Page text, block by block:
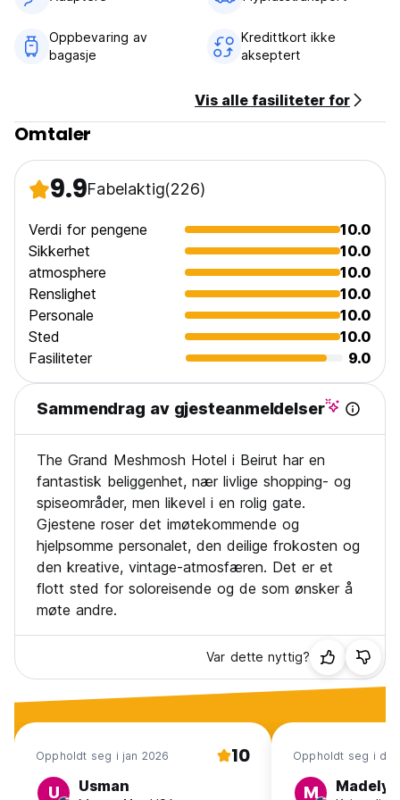
Kjeledyrvennlig. Reisende som kommer med kjæledyr bør
varsle ledelsen på forhånd.
Hele eiendommen er røykfri. (Auto-translated from original
language)
Oppbevaring av
bagasje
Kredittkort ikke
akseptert
Vis alle fasiliteter for
Omtaler
9.9Fabelaktig(226)
Verdi for pengene
10.0
Sikkerhet
10.0
atmosphere
10.0
Renslighet
10.0
Personale
10.0
Sted
10.0
Fasiliteter
9.0
Sammendrag av gjesteanmeldelser
The Grand Meshmosh Hotel i Beirut har en
fantastisk beliggenhet, nær livlige shopping- og
spiseområder, men likevel i en rolig gate.
Gjestene roser det imøtekommende og
hjelpsomme personalet, den deilige frokosten og
den kreative, vintage-atmosfæren. Det er et
flott sted for soloreisende og de som ønsker å
møte andre.
Var dette nyttig?
Oppholdt seg i jan 2026 10
U Usman
Oppholdt seg i
M Madelyn